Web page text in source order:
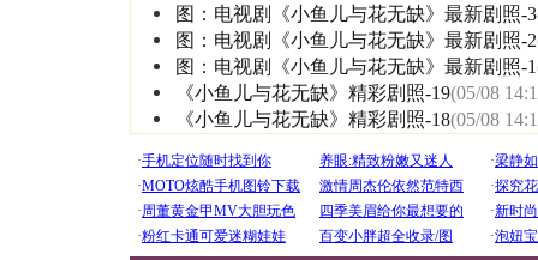
图：电视剧《小鱼儿与花无缺》最新剧照-3
图：电视剧《小鱼儿与花无缺》最新剧照-2
图：电视剧《小鱼儿与花无缺》最新剧照-1
《小鱼儿与花无缺》精彩剧照-19(05/08
《小鱼儿与花无缺》精彩剧照-18(05/08